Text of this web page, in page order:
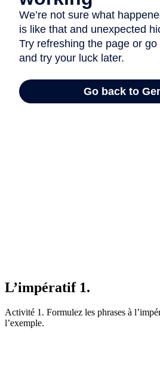
L’impératif 1.
Activité 1. Formulez les phrases à
l’exemple.